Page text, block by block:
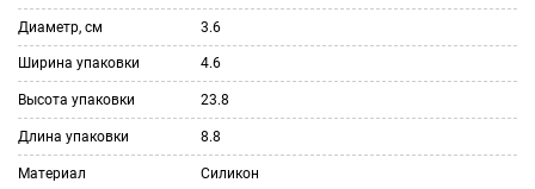
Диаметр, см 3.6
Ширина упаковки 4.6
Высота упаковки 23.8
Длина упаковки 8.8
Материал Силикон